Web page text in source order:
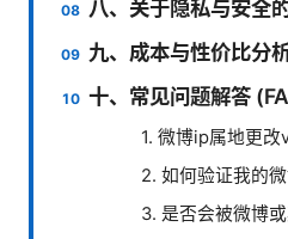
八、关于隐私与安全
九、成本与性价比分
十、常见问题解答
1. 微博ip属地更改
2. 如何验证我的
3. 是否会被微博